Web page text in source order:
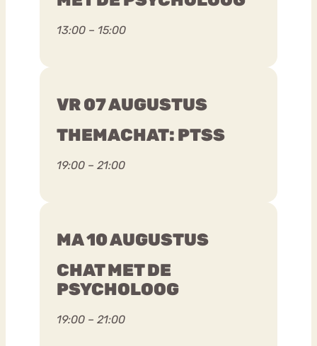
13:00 – 15:00
VR 07 AUGUSTUS
THEMACHAT: PTSS
19:00 – 21:00
MA 10 AUGUSTUS
CHAT MET DE
PSYCHOLOOG
19:00 – 21:00